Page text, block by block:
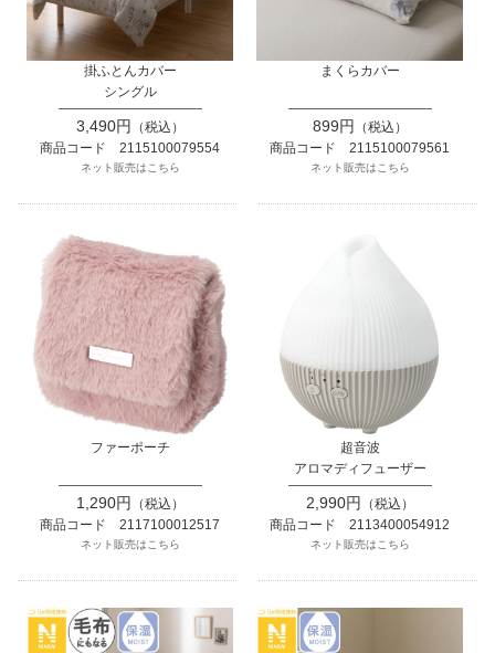
掛ふとんカバー
シングル
3,490円
（税込）
商品コード 2115100079554
ネット販売はこちら
まくらカバー
899円
（税込）
商品コード 2115100079561
ネット販売はこちら
ファーポーチ
1,290円
（税込）
商品コード 2117100012517
ネット販売はこちら
超音波
アロマディフューザー
2,990円
（税込）
商品コード 2113400054912
ネット販売はこちら